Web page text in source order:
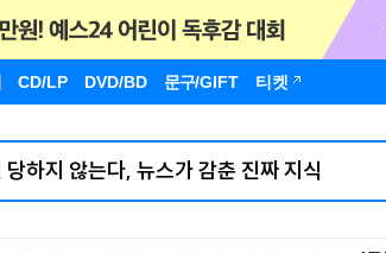
CD/LP DVD/BD 문구/GIFT 티켓